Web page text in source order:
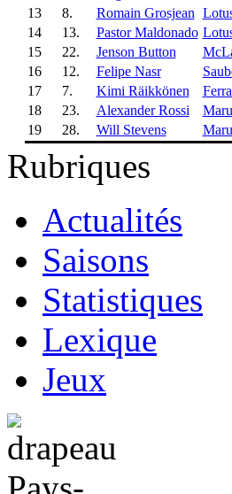
13
8. Romain Grosjean
14
13. Pastor Maldonado
15
22. Jenson Button
16
12. Felipe Nasr
17
7. Kimi Räikkönen
18
23. Alexander Rossi
19
28. Will Stevens
Rubriques
Actualités
Saisons
Statistiques
Lexique
Jeux